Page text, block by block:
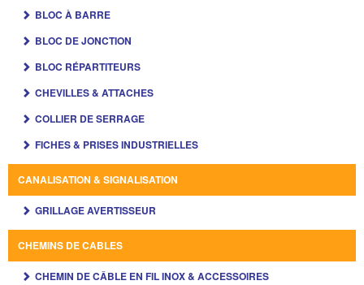
BLOC À BARRE
BLOC DE JONCTION
BLOC RÉPARTITEURS
CHEVILLES & ATTACHES
COLLIER DE SERRAGE
FICHES & PRISES INDUSTRIELLES
CANALISATION & SIGNALISATION
GRILLAGE AVERTISSEUR
CHEMINS DE CABLES
CHEMIN DE CÂBLE EN FIL INOX & ACCESSOIRES